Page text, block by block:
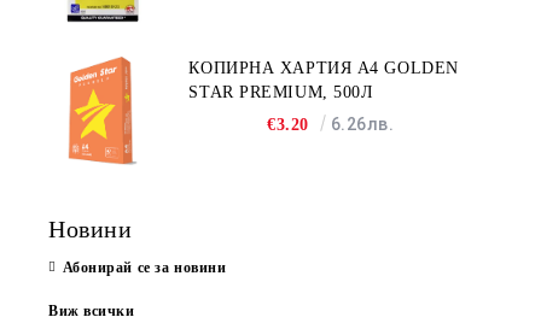
КОПИРНА ХАРТИЯ A4 GOLDEN
STAR PREMIUM, 500Л
€3.20
6.26лв.
Новини
Абонирай се за новини
Виж всички